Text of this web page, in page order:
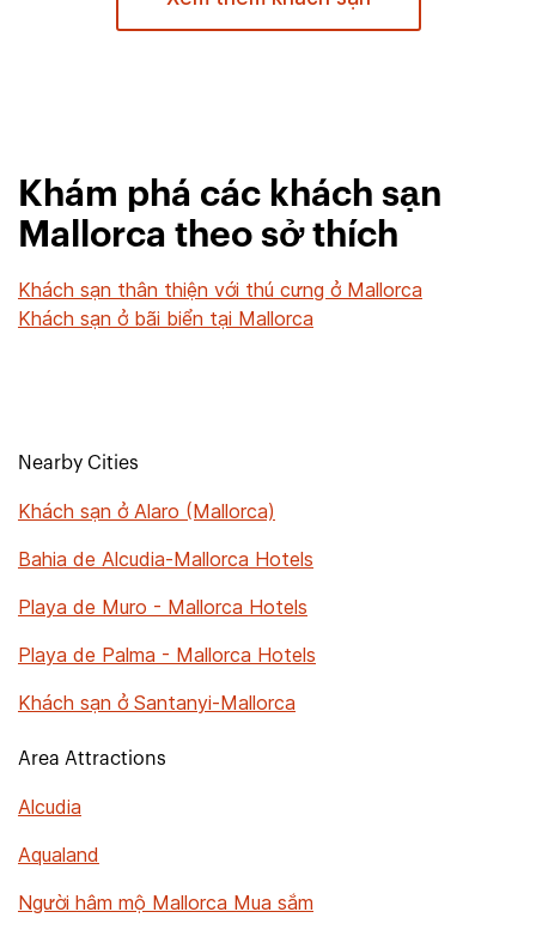
Khám phá các khách sạn
Mallorca theo sở thích
Khách sạn thân thiện với thú cưng ở Mallorca
Khách sạn ở bãi biển tại Mallorca
Nearby Cities
Khách sạn ở Alaro (Mallorca)
Bahia de Alcudia-Mallorca Hotels
Playa de Muro - Mallorca Hotels
Playa de Palma - Mallorca Hotels
Khách sạn ở Santanyi-Mallorca
Area Attractions
Alcudia
Aqualand
Người hâm mộ Mallorca Mua sắm